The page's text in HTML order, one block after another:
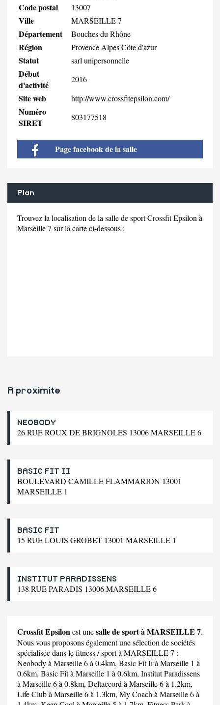
Code postal 13007
Ville MARSEILLE 7
Département Bouches du Rhône
Région Provence Alpes Côte d'azur
Statut sarl unipersonnelle
Début
d'activité
2016
Site web http://www.crossfitepsilon.com/
Numéro
SIRET
803177518
Page facebook de la salle
Plan
Trouvez la localisation de la salle de sport Crossfit Epsilon à
Marseille 7 sur la carte ci-dessous :
A proximite
NEOBODY
26 RUE ROUX DE BRIGNOLES 13006 MARSEILLE 6
BASIC FIT II
BOULEVARD CAMILLE FLAMMARION 13001
MARSEILLE 1
BASIC FIT
15 RUE LOUIS GROBET 13001 MARSEILLE 1
INSTITUT PARADISSENS
138 RUE PARADIS 13006 MARSEILLE 6
Crossfit Epsilonest unesalle de sport à MARSEILLE 7.
Nous vous proposons également une sélection de sociétés
spécialisée dans le fitness / sport à MARSEILLE 7 :
Neobodyà Marseille 6 à 0.4km, Basic Fit Ii à Marseille 1 à
0.6km, Basic Fità Marseille 1 à 0.6km, Institut Paradissens
à Marseille 6 à 0.8km, Deltaccord à Marseille 6 à 1.2km,
Life Clubà Marseille 6 à 1.3km, My Coach à Marseille 6 à